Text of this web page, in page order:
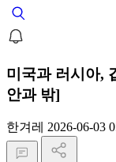
미국과 러시아,
안과 밖]
한겨레 2026-06-03